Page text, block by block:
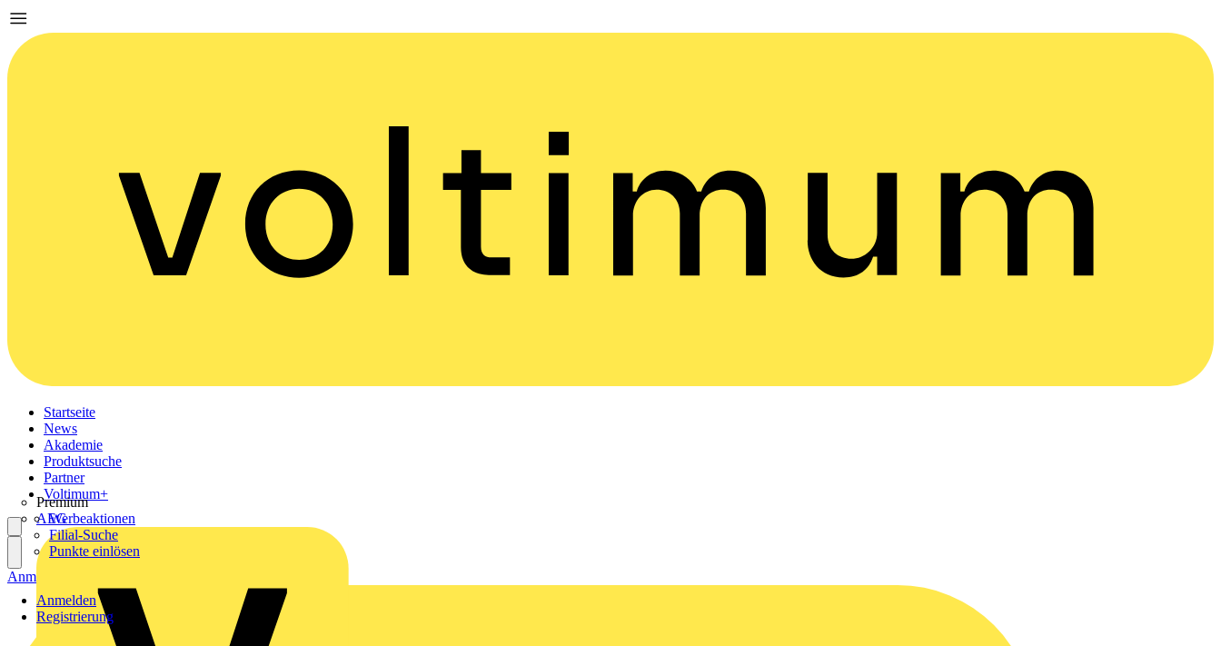
Startseite
News
Akademie
Produktsuche
Partner
Premium
AEG
Voltimum+
Werbeaktionen
Filial-Suche
Punkte einlösen
Anmelden
Registrierung
Anmelden